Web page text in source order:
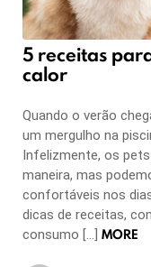
5 receitas
calor
Quando o verão
um mergulho na
Infelizmente, os
maneira, mas
confortáveis nos
dicas de receitas,
consumo […] MORE